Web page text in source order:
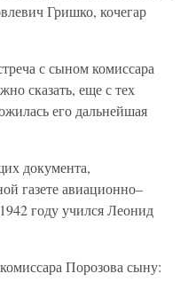
Гришко, кочегар
с сыном комиссара
сказать, еще с тех
его дальнейшая
документа,
газете авиационно–
году учился Леонид
Порозова сыну: